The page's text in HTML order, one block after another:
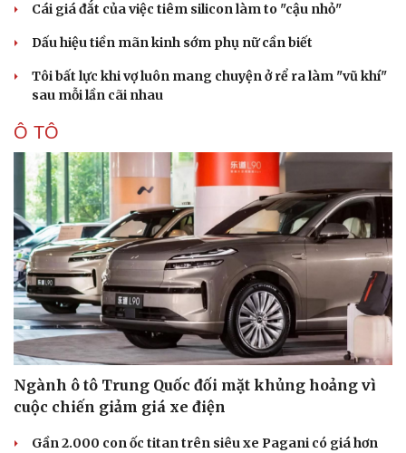
Cải chính
Cái giá đắt của việc tiêm silicon làm to "cậu nhỏ"
Dấu hiệu tiền mãn kinh sớm phụ nữ cần biết
Tôi bất lực khi vợ luôn mang chuyện ở rể ra làm "vũ khí"
sau mỗi lần cãi nhau
Ô TÔ
Ngành ô tô Trung Quốc đối mặt khủng hoảng vì
cuộc chiến giảm giá xe điện
Gần 2.000 con ốc titan trên siêu xe Pagani có giá hơn